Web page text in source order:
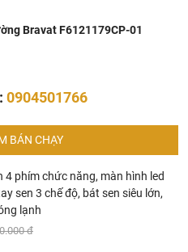
nhiều
vui lòng chat hoặc gọi điện
tiết
CẤP CỦA NƯỚC ĐỨC
Bravat F6121179CP-01
0904501766
BÁN CHẠY
4 phím chức năng, màn hình led
sen 3 chế độ, bát sen siêu lớn,
lạnh
đ